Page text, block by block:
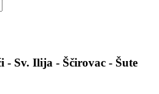
- Sv. Ilija - Ščirovac - Šute